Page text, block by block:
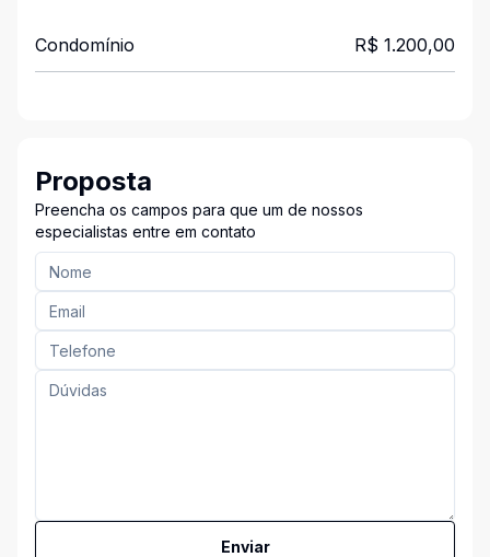
Condomínio R$ 1.200,00
Proposta
Preencha os campos para que um de nossos
especialistas entre em contato
Enviar